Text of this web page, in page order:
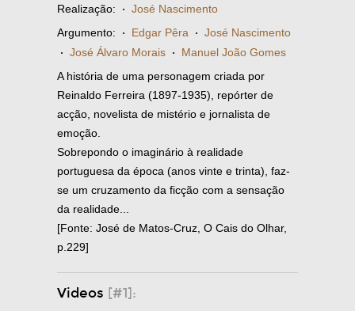
Realização: · José Nascimento
Argumento: · Edgar Pêra · José Nascimento
· José Álvaro Morais · Manuel João Gomes
A história de uma personagem criada por
Reinaldo Ferreira (1897-1935), repórter de
acção, novelista de mistério e jornalista de
emoção.
Sobrepondo o imaginário à realidade
portuguesa da época (anos vinte e trinta), faz-
se um cruzamento da ficção com a sensação
da realidade...
[Fonte: José de Matos-Cruz, O Cais do Olhar,
p.229]
Videos [#1]: